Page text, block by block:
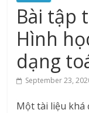
Bài tập
Hình
dạng
September 23,
Một tài liệu khá